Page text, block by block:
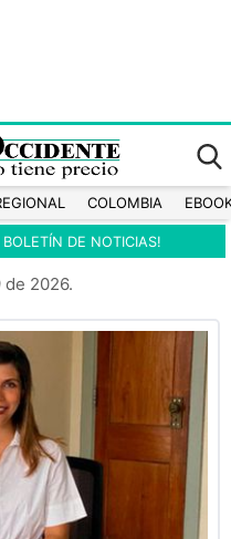
COLOMBIA
BOLETÍN DE NOTICIAS!
de 2026.